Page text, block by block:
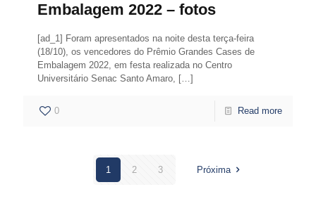
Embalagem 2022 – fotos
[ad_1] Foram apresentados na noite desta terça-feira
(18/10), os vencedores do Prêmio Grandes Cases de
Embalagem 2022, em festa realizada no Centro
Universitário Senac Santo Amaro, […]
0 Read more
1 2 3 Próxima